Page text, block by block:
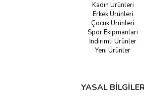
Kadın Ürünleri
Erkek Ürünleri
Çocuk Ürünleri
Spor Ekipmanları
İndirimli Ürünler
Yeni Ürünler
YASAL BİLGİLER